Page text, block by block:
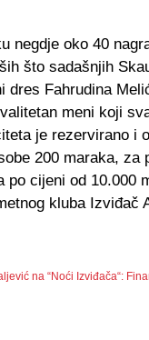
negdje oko 40
što sadašnjih
Fahrudina
meni koji
je rezervirano i
200 maraka, za
cijeni od 10.000
kluba Izviđač
na “Noći Izviđača“: